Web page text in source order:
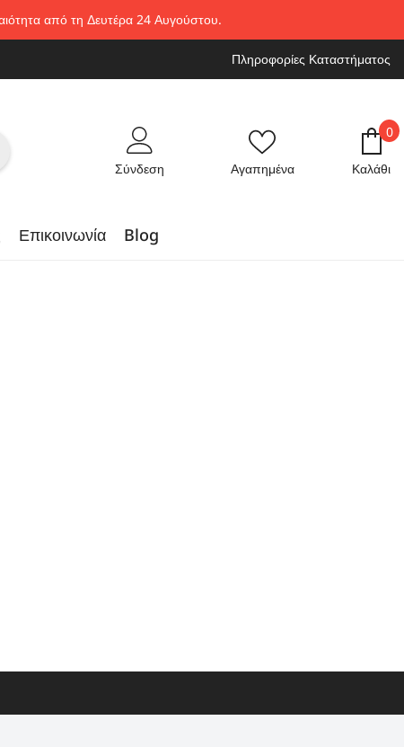
από τη Δευτέρα 24 Αυγούστου.
Πληροφορίες Καταστήματος
Σύνδεση Αγαπημένα Καλάθι
00
Επικοινωνία Blog